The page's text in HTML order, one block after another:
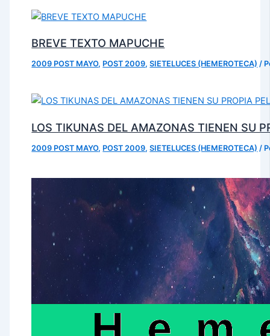
BREVE TEXTO MAPUCHE
2009 POST MAYO, POST 2009,SIETELUCES (HEMEROTECA) /
LOS TIKUNAS DEL AMAZONAS TIENEN SU
2009 POST MAYO, POST 2009,SIETELUCES (HEMEROTECA) /